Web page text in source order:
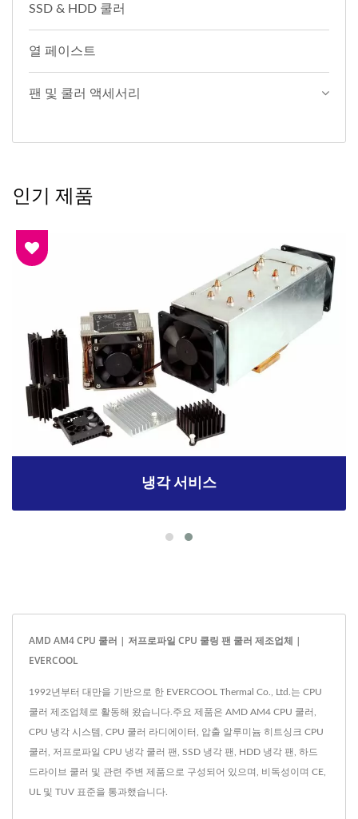
SSD & HDD 쿨러
열 페이스트
팬 및 쿨러 액세서리
인기 제품
냉각 서비스
AMD AM4 CPU 쿨러 | 저프로파일 CPU 쿨링 팬 쿨러 제조업체 |
EVERCOOL
1992년부터 대만을 기반으로 한 EVERCOOL Thermal Co., Ltd.는 CPU
쿨러 제조업체로 활동해 왔습니다.주요 제품은 AMD AM4 CPU 쿨러,
CPU 냉각 시스템, CPU 쿨러 라디에이터, 압출 알루미늄 히트싱크 CPU
쿨러, 저프로파일 CPU 냉각 쿨러 팬, SSD 냉각 팬, HDD 냉각 팬, 하드
드라이브 쿨러 및 관련 주변 제품으로 구성되어 있으며, 비독성이며 CE,
UL 및 TUV 표준을 통과했습니다.